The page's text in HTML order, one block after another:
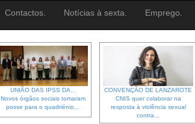
Contactos. Notícias à sexta. Emprego.
UNIÃO DAS IPSS DA...
Novos órgãos sociais tomaram
posse para o quadriénio...
CONVENÇÃO DE LANZAROTE
CNIS quer colaborar na
resposta à violência sexual
contra...